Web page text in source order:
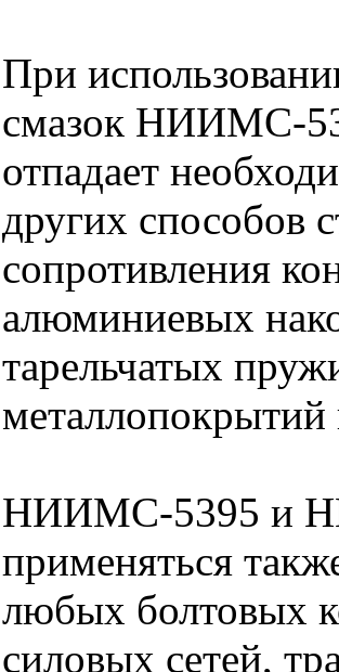
При
смазок НИИМС-
отпадает
других способов
сопротивления
алюминиевых
тарельчатых
металлопокрытий
НИИМС-5395 и
применяться
любых болтовых
силовых сетей,